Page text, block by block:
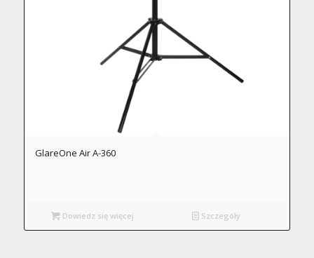
GlareOne Air A-360
Dowiedz się więcej Szczegóły